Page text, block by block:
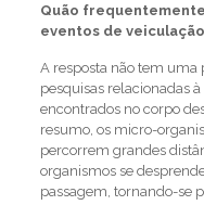
Quão
eventos de
A resposta não tem uma
pesquisas relacionadas
encontrados no corpo
resumo, os micro-
percorrem grandes
organismos se
passagem, tornando-se